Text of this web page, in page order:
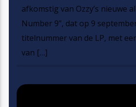
afkomstig van Ozzy’s nieuwe
Number 9”, dat op 9
titelnummer van de LP, met
van […]